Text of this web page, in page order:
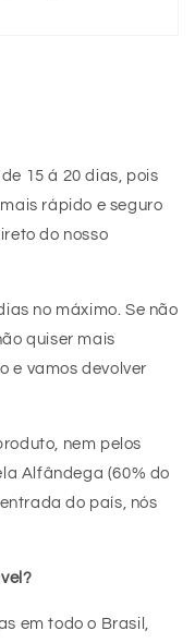
15 á 20 dias, pois
rápido e seguro
do nosso
no máximo. Se não
quiser mais
e vamos devolver
nem pelos
Alfândega (60% do
do país, nós
em todo o Brasil,